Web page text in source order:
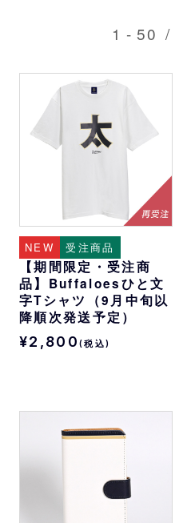
1 - 50 /
NEW 受注商品
【期間限定・受注商
品】Buffaloesひと文
字Tシャツ（9月中旬以
降順次発送予定）
¥2,800 (税込)